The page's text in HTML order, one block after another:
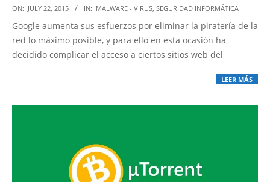
2015-
07-
22
ON: JULY 22, 2015 IN: MALWARE - VIRUS SEGURIDAD INFORMÁTICA
Google aumenta sus esfuerzos por eliminar la piratería de la
red lo máximo posible, y para ello en esta ocasión ha
decidido complicar el acceso a ciertos sitios web del
LEER MÁS